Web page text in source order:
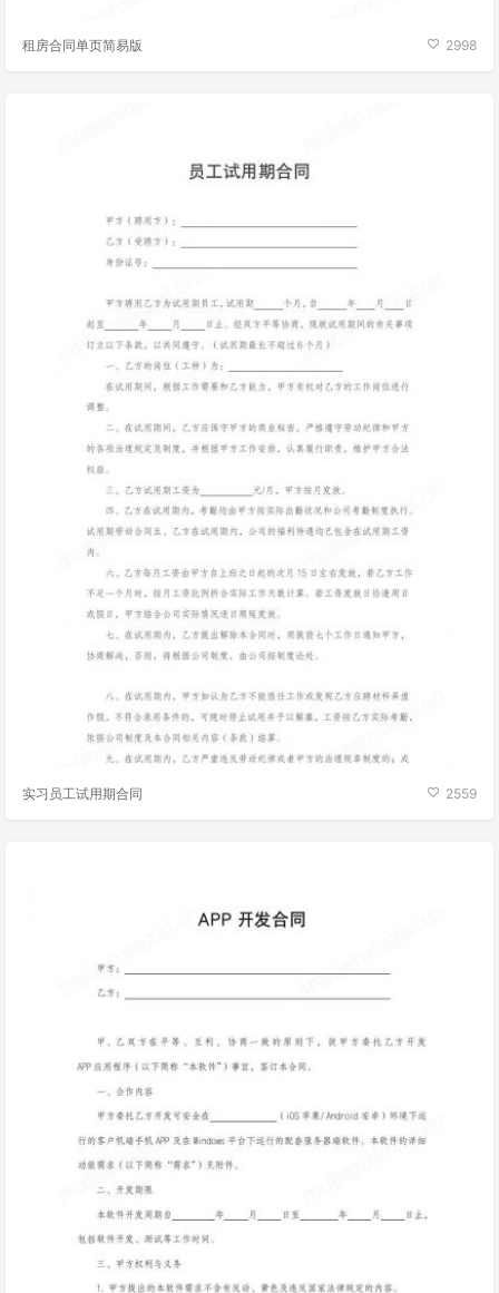
租房合同单页简易版 2998
实习员工试用期合同 2559